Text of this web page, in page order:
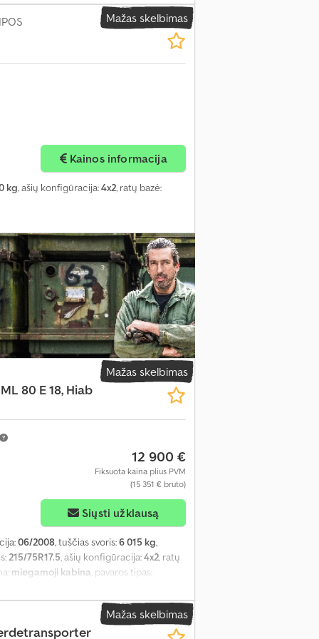
Mažas skelbimas
Kainos informacija
kg, ašių konfigūracija:4x2, ratų bazė:
Mažas skelbimas
80 E 18, Hiab
12 900 €
Fiksuota kaina plius PVM
(15 351 € bruto)
Siųsti užklausą
06/2008, tuščias svoris:6 015 kg,
215/75R17.5 , ašių konfigūracija:4x2 , ratų
miegamoji kabina , pavaros tipas:
erdvės aukštis:800 mm, Įranga:ABS,
Mažas skelbimas